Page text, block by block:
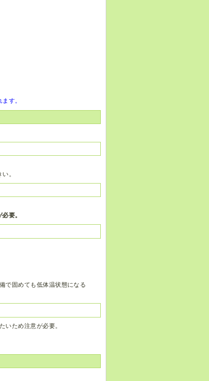
す。
。
要。
で固めても低体温状態になる
いため注意が必要。